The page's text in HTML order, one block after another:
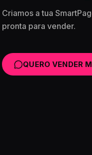
Criamos a tua
pronta para vender.
QUERO VENDER